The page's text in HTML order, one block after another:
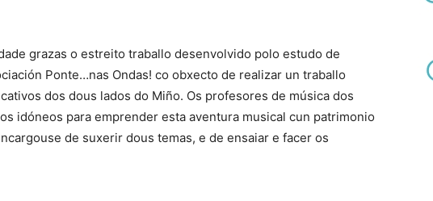
grazas o estreito traballo desenvolvido polo estudo de
Ponte…nas Ondas! co obxecto de realizar un traballo
dos dous lados do Miño. Os profesores de música dos
idóneos para emprender esta aventura musical cun patrimonio
de suxerir dous temas, e de ensaiar e facer os